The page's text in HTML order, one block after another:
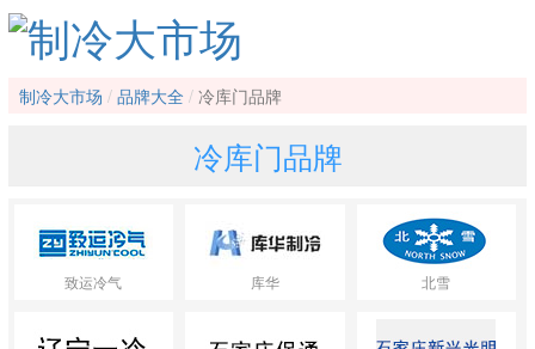
制冷大市场 品牌大全 冷库门品牌
冷库门品牌
致运冷气 库华 北雪